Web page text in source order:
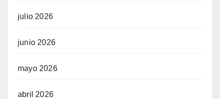
julio 2026
junio 2026
mayo 2026
abril 2026